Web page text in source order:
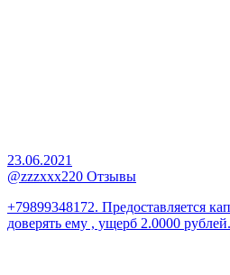
23.06.2021
@zzzxxx220 Отзывы
+79899348172. Предоставляется
доверять ему , ущерб 2.0000